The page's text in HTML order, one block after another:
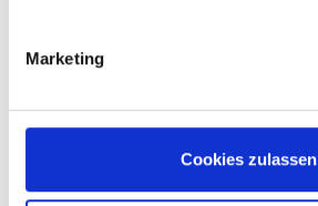
Marketing
Cookies zulassen